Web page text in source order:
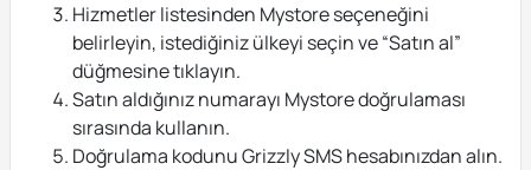
Hizmetler listesinden Mystore seçeneğini
belirleyin, istediğiniz ülkeyi seçin ve “Satın al”
düğmesine tıklayın.
Satın aldığınız numarayı Mystore doğrulaması
sırasında kullanın.
Doğrulama kodunu Grizzly SMS hesabınızdan alın.